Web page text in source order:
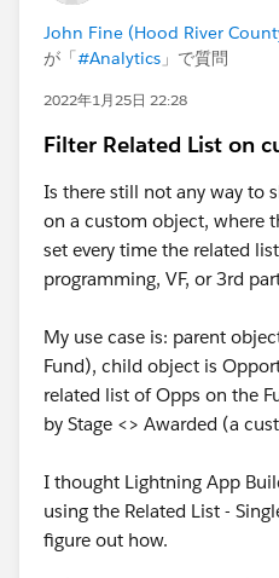
John Fine (Hood River
が「#Analytics 」で質問
2022年1月25日 22:28
Filter Related List on
Is there still not any way to
on a custom object, where
set every time the related
programming, VF, or 3rd
My use case is: parent
Fund), child object is
related list of Opps on the
by Stage <> Awarded (a
I thought Lightning App
using the Related List -
figure out how.